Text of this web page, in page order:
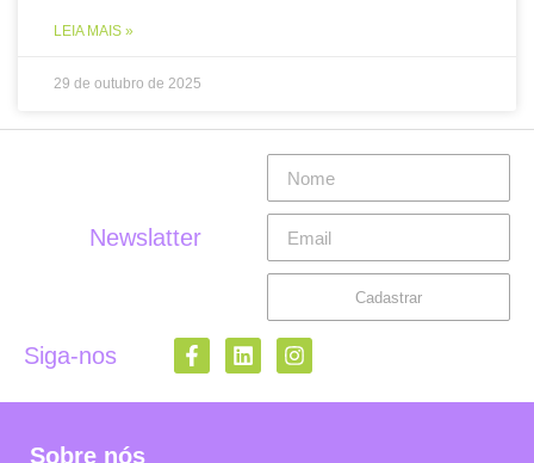
LEIA MAIS »
29 de outubro de 2025
Newslatter
Cadastrar
Siga-nos
Sobre nós